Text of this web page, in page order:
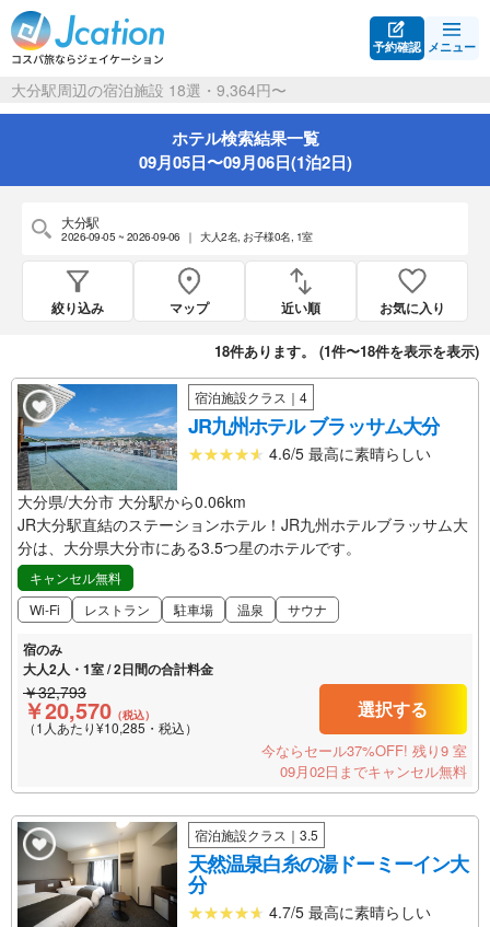
予約確認 メニュー
大分駅周辺の宿泊施設 18選・9,364円〜
ホテル検索結果一覧
09月05日〜09月06日(1泊2日)
大分駅
2026-09-05 ~ 2026-09-06 ｜ 大人2名, お子様0名, 1室
絞り込み マップ 近い順 お気に入り
18件あります。 (1件〜18件を表示を表示)
宿泊施設クラス｜4
JR九州ホテル ブラッサム大分
4.6/5 最高に素晴らしい
大分県/大分市 大分駅から0.06km
JR大分駅直結のステーションホテル！JR九州ホテルブラッサム大
分は、大分県大分市にある3.5つ星のホテルです。
キャンセル無料
Wi-Fi
レストラン 駐車場 温泉 サウナ
宿のみ
大人2人・1室 / 2日間の合計料金
￥32,793
￥20,570 （税込）
（1人あたり¥10,285・税込）
選択する
今ならセール37%OFF! 残り9 室
09月02日までキャンセル無料
宿泊施設クラス｜3.5
天然温泉白糸の湯ドーミーイン大
分
4.7/5 最高に素晴らしい